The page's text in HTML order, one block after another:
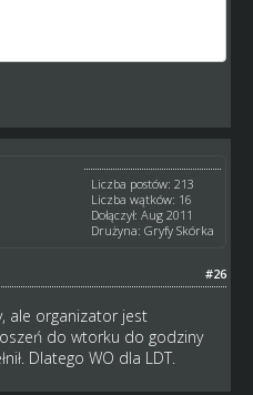
Liczba postów: 213
Liczba wątków: 16
Dołączył: Aug 2011
Drużyna: Gryfy Skórka
#26
ale organizator jest
do wtorku do godziny
Dlatego WO dla LDT.